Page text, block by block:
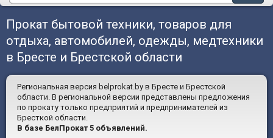
Прокат бытовой техники, товаров для
отдыха, автомобилей, одежды, медтехники
в Бресте и Брестской области
Региональная версия belprokat.by в Бресте и Брестской
области. В региональной версии представлены предложения
по прокату только предприятий и предпринимателей из
Бресткой области.
В базе БелПрокат 5 объявлений.